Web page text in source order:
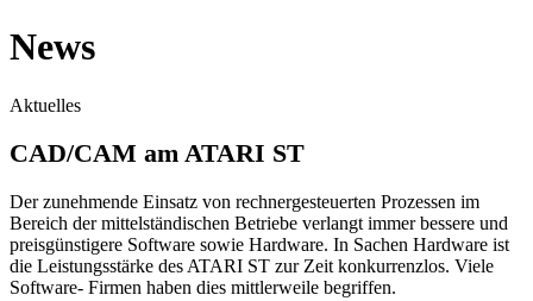
News
Aktuelles
CAD/CAM am ATARI ST
Der zunehmende Einsatz von rechnergesteuerten Prozessen im
Bereich der mittelständischen Betriebe verlangt immer bessere und
preisgünstigere Software sowie Hardware. In Sachen Hardware ist
die Leistungsstärke des ATARI ST zur Zeit konkurrenzlos. Viele
Software- Firmen haben dies mittlerweile begriffen.